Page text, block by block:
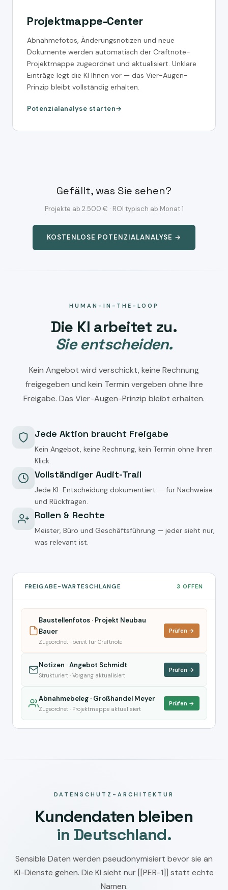
Projektmappe-Center
Abnahmefotos, Änderungsnotizen und neue
Dokumente werden automatisch der Craftnote-
Projektmappe zugeordnet und aktualisiert. Unklare
Einträge legt die KI Ihnen vor — das Vier-Augen-
Prinzip bleibt vollständig erhalten.
Potenzialanalyse starten
Gefällt, was Sie sehen?
Projekte ab 2.500 € · ROI typisch ab Monat 1
KOSTENLOSE POTENZIALANALYSE →
HUMAN-IN-THE-LOOP
Die KI arbeitet zu.
Sie entscheiden.
Kein Angebot wird verschickt, keine Rechnung
freigegeben und kein Termin vergeben ohne Ihre
Freigabe. Das Vier-Augen-Prinzip bleibt erhalten.
Jede Aktion braucht Freigabe
Kein Angebot, keine Rechnung, kein Termin ohne Ihren
Klick.
Vollständiger Audit-Trail
Jede KI-Entscheidung dokumentiert — für Nachweise
und Rückfragen.
Rollen & Rechte
Meister, Büro und Geschäftsführung — jeder sieht nur,
was relevant ist.
FREIGABE-WARTESCHLANGE 3 OFFEN
Baustellenfotos · Projekt Neubau
Bauer
Zugeordnet · bereit für Craftnote
Prüfen →
Notizen · Angebot Schmidt
Strukturiert · Vorgang aktualisiert
Prüfen →
Abnahmebeleg · Großhandel Meyer
Zugeordnet · Projektmappe aktualisiert
Prüfen →
DATENSCHUTZ-ARCHITEKTUR
Kundendaten bleiben
in Deutschland.
Sensible Daten werden pseudonymisiert bevor sie an
KI-Dienste gehen. Die KI sieht nur [[PER-1]] statt echte
Namen.